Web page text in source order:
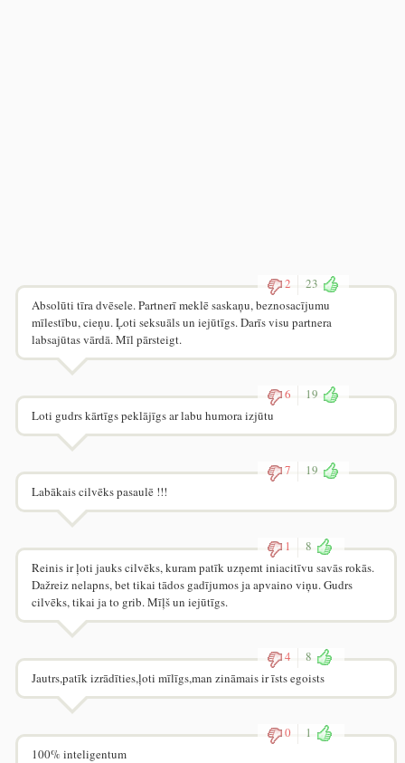
2
23
Absolūti tīra dvēsele. Partnerī meklē saskaņu, beznosacījumu
mīlestību, cieņu. Ļoti seksuāls un iejūtīgs. Darīs visu partnera
labsajūtas vārdā. Mīl pārsteigt.
6
19
Loti gudrs kārtīgs peklājīgs ar labu humora izjūtu
7
19
Labākais cilvēks pasaulē !!!
1
8
Reinis ir ļoti jauks cilvēks, kuram patīk uzņemt iniacitīvu savās rokās.
Dažreiz nelapns, bet tikai tādos gadījumos ja apvaino viņu. Gudrs
cilvēks, tikai ja to grib. Mīļš un iejūtīgs.
4
8
Jautrs,patīk izrādīties,ļoti mīlīgs,man zināmais ir īsts egoists
0
1
100% inteligentum